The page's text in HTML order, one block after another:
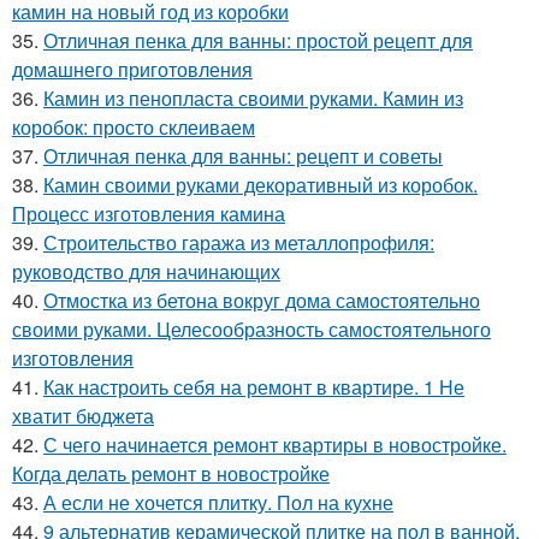
камин на новый год из коробки
35. Отличная пенка для ванны: простой рецепт для
домашнего приготовления
36. Камин из пенопласта своими руками. Камин из
коробок: просто склеиваем
37. Отличная пенка для ванны: рецепт и советы
38. Камин своими руками декоративный из коробок.
Процесс изготовления камина
39. Строительство гаража из металлопрофиля:
руководство для начинающих
40. Отмостка из бетона вокруг дома самостоятельно
своими руками. Целесообразность самостоятельного
изготовления
41. Как настроить себя на ремонт в квартире. 1 Не
хватит бюджета
42. С чего начинается ремонт квартиры в новостройке.
Когда делать ремонт в новостройке
43. А если не хочется плитку. Пол на кухне
44. 9 альтернатив керамической плитке на пол в ванной.